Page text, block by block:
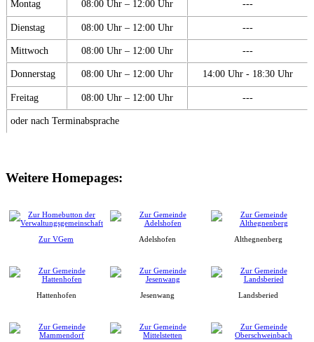
Montag 08:00 Uhr – 12:00 Uhr ---
Dienstag 08:00 Uhr – 12:00 Uhr ---
Mittwoch 08:00 Uhr – 12:00 Uhr ---
Donnerstag 08:00 Uhr – 12:00 Uhr 14:00 Uhr - 18:30 Uhr
Freitag 08:00 Uhr – 12:00 Uhr ---
oder nach Terminabsprache
Weitere Homepages:
Zur VGem Adelshofen Althegnenberg
Hattenhofen Jesenwang Landsberied